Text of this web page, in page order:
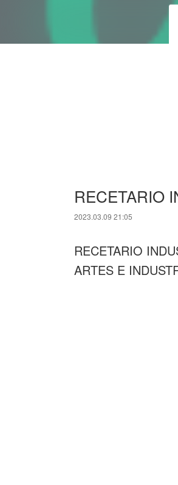
RECETARIO
2023.03.09 21:05
RECETARIO
ARTES E